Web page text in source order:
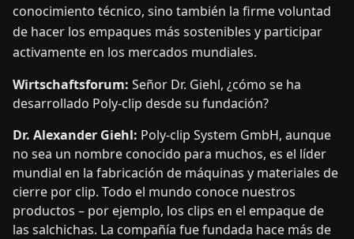
conocimiento técnico, sino también la firme voluntad
de hacer los empaques más sostenibles y participar
activamente en los mercados mundiales.
Wirtschaftsforum: Señor Dr. Giehl, ¿cómo se ha
desarrollado Poly-clip desde su fundación?
Dr. Alexander Giehl: Poly-clip System GmbH, aunque
no sea un nombre conocido para muchos, es el líder
mundial en la fabricación de máquinas y materiales de
cierre por clip. Todo el mundo conoce nuestros
productos – por ejemplo, los clips en el empaque de
las salchichas. La compañía fue fundada hace más de